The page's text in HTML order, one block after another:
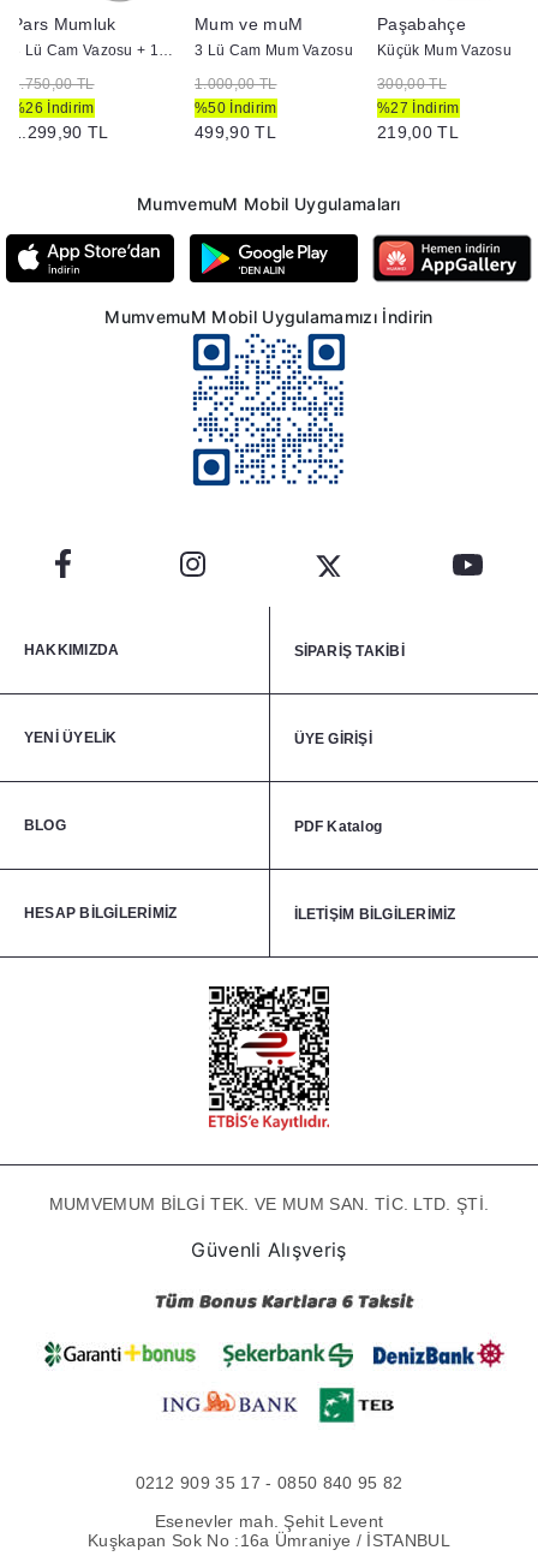
Pars Mumluk
3 Lü Cam Vazosu + 12 Adet Çap 7 Yüzen Mum
1.750,00 TL
%26 İndirim
1.299,90 TL
Mum ve muM
3 Lü Cam Mum Vazosu
1.000,00 TL
%50 İndirim
499,90 TL
Paşabahçe
Küçük Mum Vazosu
300,00 TL
%27 İndirim
219,00 TL
MumvemuM Mobil Uygulamaları
MumvemuM Mobil Uygulamamızı İndirin
HAKKIMIZDA SİPARİŞ TAKİBİ
YENİ ÜYELİK ÜYE GİRİŞİ
BLOG PDF Katalog
HESAP BİLGİLERİMİZ İLETİŞİM BİLGİLERİMİZ
MUMVEMUM BİLGİ TEK. VE MUM SAN. TİC. LTD. ŞTİ.
Güvenli Alışveriş
0212 909 35 17 - 0850 840 95 82
Esenevler mah. Şehit Levent
Kuşkapan Sok No :16a Ümraniye / İSTANBUL